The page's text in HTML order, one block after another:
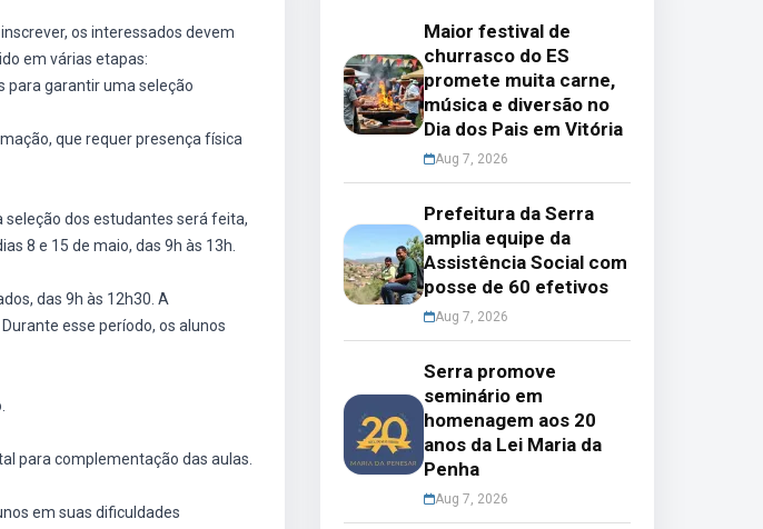
os interessados devem
em várias etapas:
para garantir uma seleção
que requer presença física
seleção dos estudantes será feita,
8 e 15 de maio, das 9h às 13h.
das 9h às 12h30. A
esse período, os alunos
para complementação das aulas.
em suas dificuldades
Maior festival de
churrasco do ES
promete muita carne,
música e diversão no
Dia dos Pais em Vitória
Aug 7, 2026
Prefeitura da Serra
amplia equipe da
Assistência Social com
posse de 60 efetivos
Aug 7, 2026
Serra promove
seminário em
homenagem aos 20
anos da Lei Maria da
Penha
Aug 7, 2026